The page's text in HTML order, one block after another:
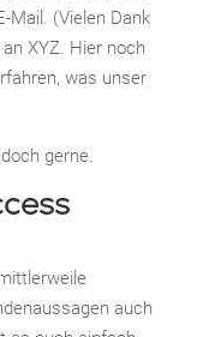
Mail. (Vielen Dank
XYZ. Hier noch
was unser
gerne.
auch